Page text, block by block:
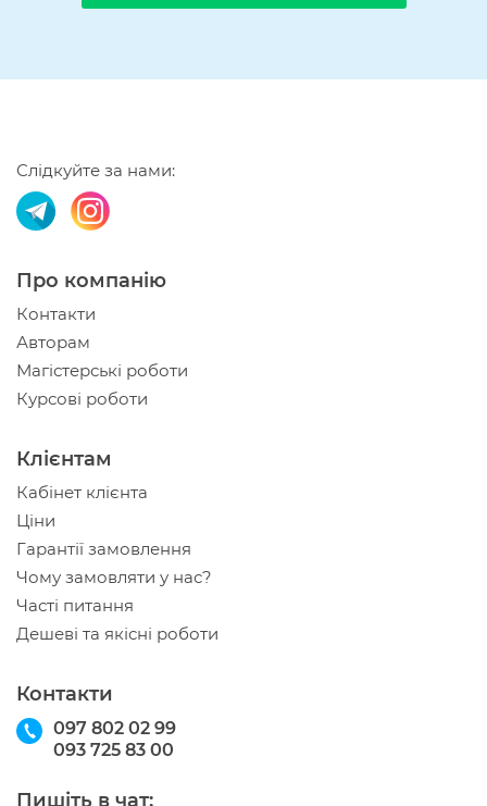
Слідкуйте за нами:
Про компанію
Контакти
Авторам
Магістерські роботи
Курсові роботи
Клієнтам
Кабінет клієнта
Ціни
Гарантії замовлення
Чому замовляти у нас?
Часті питання
Дешеві та якісні роботи
Контакти
097 802 02 99
093 725 83 00
Пишіть в чат: